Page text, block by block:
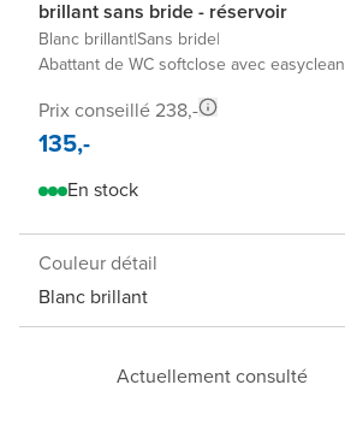
brillant sans bride - réservoir
Blanc brillant|Sans bride|
Abattant de WC softclose avec easyclean
Prix conseillé 238,-
135,-
En stock
Couleur détail
Blanc brillant
Actuellement consulté